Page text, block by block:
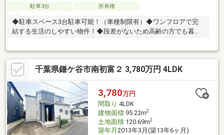
駐車3台
所有権
◆駐車スペース3台駐車可能！（車種制限有）◆ワンフロアで完
結する生活のしやすい物件！◆段差がないため高齢の方でも暮ら
す！
千葉県鎌ケ谷市南初富２ 3,780万円 4LDK
3,780万円
間取り 4LDK
建物面積95.22m2
土地面積120.69m2
築年月 2013年3月(築13年6ヶ月)